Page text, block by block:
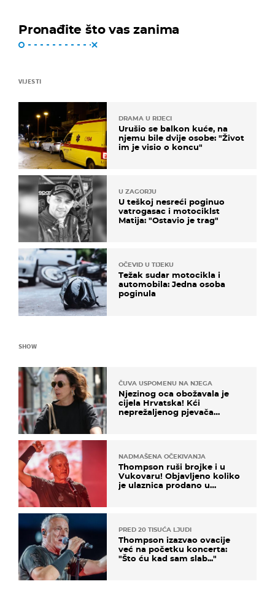
Pronađite što vas zanima
VIJESTI
DRAMA U RIJECI
Urušio se balkon kuće, na
njemu bile dvije osobe: "Život
im je visio o koncu"
U ZAGORJU
U teškoj nesreći poginuo
vatrogasac i motociklst
Matija: "Ostavio je trag"
OČEVID U TIJEKU
Težak sudar motocikla i
automobila: Jedna osoba
poginula
SHOW
ČUVA USPOMENU NA NJEGA
Njezinog oca obožavala je
cijela Hrvatska! Kći
neprežaljenog pjevača
NADMAŠENA OČEKIVANJA
Thompson ruši brojke i u
Vukovaru! Objavljeno koliko
je ulaznica prodano u
PRED 20 TISUĆA LJUDI
Thompson izazvao ovacije
već na početku koncerta:
"Što ću kad sam slab..."